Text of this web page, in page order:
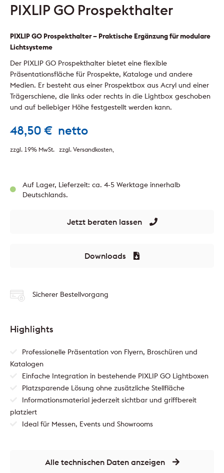
PIXLIP GO Prospekthalter
48,50 € netto
zzgl. 19% MwSt. zzgl. Versandkosten
PIXLIP GO Prospekthalter – Praktische Ergänzung für modulare
Lichtsysteme
Der PIXLIP GO Prospekthalter bietet eine flexible
Präsentationsfläche für Prospekte, Kataloge und andere
Medien. Er besteht aus einer Prospektbox aus Acryl und einer
Trägerschiene, die links oder rechts in die Lightbox geschoben
und auf beliebiger Höhe festgestellt werden kann.
Auf Lager, Lieferzeit: ca. 4-5 Werktage innerhalb
Deutschlands.
Jetzt beraten lassen
Downloads
Sicherer Bestellvorgang
Highlights
Professionelle Präsentation von Flyern, Broschüren und
Katalogen
Einfache Integration in bestehende PIXLIP GO Lightboxen
Platzsparende Lösung ohne zusätzliche Stellfläche
Informationsmaterial jederzeit sichtbar und griffbereit
platziert
Ideal für Messen, Events und Showrooms
Alle technischen Daten anzeigen